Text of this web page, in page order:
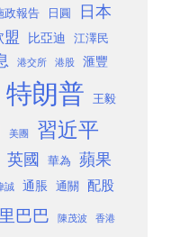
政報告 日圓 日本
盟 比亞迪 江澤民
港交所 港股 滙豐
特朗普 王毅
美團 習近平
英國 華為 蘋果
誠 通脹 通關 配股
巴巴 陳茂波 香港